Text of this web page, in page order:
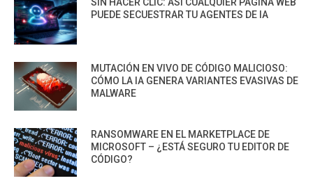
SIN HACER CLIC: ASÍ CUALQUIER PÁGINA WEB
PUEDE SECUESTRAR TU AGENTES DE IA
MUTACIÓN EN VIVO DE CÓDIGO MALICIOSO:
CÓMO LA IA GENERA VARIANTES EVASIVAS DE
MALWARE
RANSOMWARE EN EL MARKETPLACE DE
MICROSOFT – ¿ESTÁ SEGURO TU EDITOR DE
CÓDIGO?